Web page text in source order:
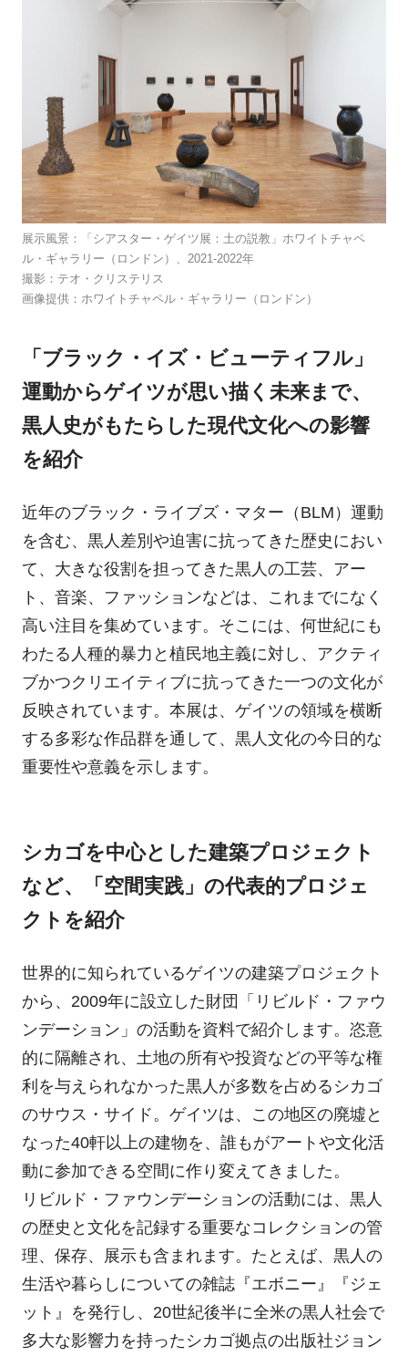
展示風景：「シアスター・ゲイツ展：土の説教」ホワイトチャペ
ル・ギャラリー（ロンドン）、2021-2022年
撮影：テオ・クリステリス
画像提供：ホワイトチャペル・ギャラリー（ロンドン）
「ブラック・イズ・ビューティフル」
運動からゲイツが思い描く未来まで、
黒人史がもたらした現代文化への影響
を紹介
近年のブラック・ライブズ・マター（BLM）運動
を含む、黒人差別や迫害に抗ってきた歴史におい
て、大きな役割を担ってきた黒人の工芸、アー
ト、音楽、ファッションなどは、これまでになく
高い注目を集めています。そこには、何世紀にも
わたる人種的暴力と植民地主義に対し、アクティ
ブかつクリエイティブに抗ってきた一つの文化が
反映されています。本展は、ゲイツの領域を横断
する多彩な作品群を通して、黒人文化の今日的な
重要性や意義を示します。
シカゴを中心とした建築プロジェクト
など、「空間実践」の代表的プロジェ
クトを紹介
世界的に知られているゲイツの建築プロジェクト
から、2009年に設立した財団「リビルド・ファウ
ンデーション」の活動を資料で紹介します。恣意
的に隔離され、土地の所有や投資などの平等な権
利を与えられなかった黒人が多数を占めるシカゴ
のサウス・サイド。ゲイツは、この地区の廃墟と
なった40軒以上の建物を、誰もがアートや文化活
動に参加できる空間に作り変えてきました。
リビルド・ファウンデーションの活動には、黒人
の歴史と文化を記録する重要なコレクションの管
理、保存、展示も含まれます。たとえば、黒人の
生活や暮らしについての雑誌『エボニー』『ジェ
ット』を発行し、20世紀後半に全米の黒人社会で
多大な影響力を持ったシカゴ拠点の出版社ジョン